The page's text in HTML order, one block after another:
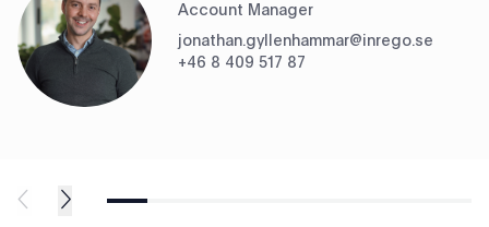
Account Manager
jonathan.gyllenhammar@inrego.se
+46 8 409 517 87